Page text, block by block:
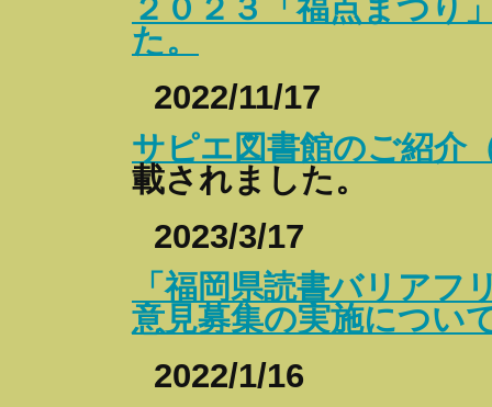
２０２３「福点まつり
た。
2022/11/17
サピエ図書館のご紹介
載されました。
2023/3/17
「福岡県読書バリアフ
意見募集の実施につい
2022/1/16